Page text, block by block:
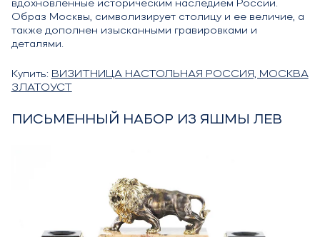
вдохновленные историческим наследием России.
Образ Москвы, символизирует столицу и ее величие, а
также дополнен изысканными гравировками и
деталями.
Купить: ВИЗИТНИЦА НАСТОЛЬНАЯ РОССИЯ, МОСКВА
ЗЛАТОУСТ
ПИСЬМЕННЫЙ НАБОР ИЗ ЯШМЫ ЛЕВ